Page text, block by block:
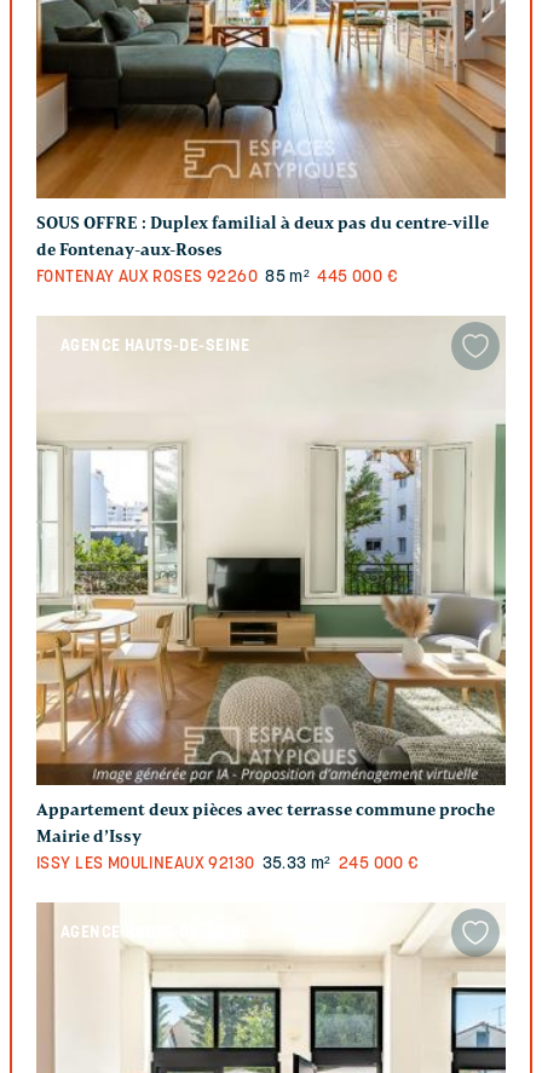
SOUS OFFRE : Duplex familial à deux pas du centre-ville
de Fontenay-aux-Roses
FONTENAY AUX ROSES 92260 85 m² 445 000 €
AGENCE HAUTS-DE-SEINE
Appartement deux pièces avec terrasse commune proche
Mairie d’Issy
ISSY LES MOULINEAUX 92130 35.33 m² 245 000 €
AGENCE HAUTS-DE-SEINE